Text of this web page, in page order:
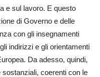
e sul lavoro. E questo
di Governo e delle
con gli insegnamenti
indirizzi e gli orientamenti
Da adesso, quindi,
coerenti con le